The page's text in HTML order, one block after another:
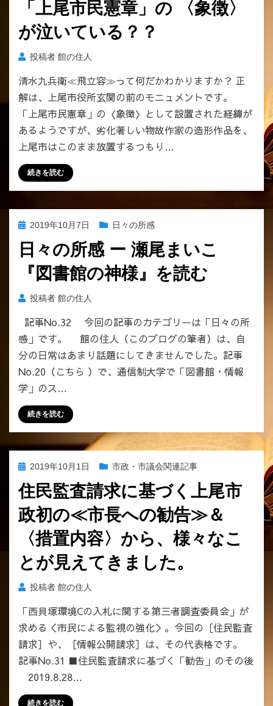
議
会
虚
偽
を
放
置
る
市
ー
日:「上尾市民憲章」の 〈象徴〉
が泣いている？？
投稿者 館の住人
清水九兵衛≪飛立容≫って何だかわかりますか？ 正
解は、上尾市役所玄関の前のモニュメントです。
「上尾市民憲章」の〈象徴〉として設置された経緯が
あるようですが、劣化著しい物故作家の造形作品を、
上尾市はこのまま放置するつもり…
続きを読む
投
日:
2019年10月7日 日々の所感
日々の所感 ー 瀬尾まいこ
『図書館の神様』を読む
投稿者 館の住人
記事No.32 今回の記事のカテゴリーは「日々の所
感」です。 館の住人（このブログの筆者）は、自
分の日常はあまり話題にしてきませんでした。記事
No.20（こちら ）で、通信制大学で「図書館・情報
学」のス…
続きを読む
投
日:
2019年10月1日 市政・市議会関連記事
住民監査請求に基づく上尾市
政初の≪市長への勧告≫＆
〈措置内容〉から、様々なこ
とが見えてきました。
投稿者 館の住人
「西貝塚環境Cの入札に関する第三者調査委員会」が
求める＜市民による監視の強化＞。今回の［住民監査
請求］や、［情報公開請求］は、その代表格です。
記事No.31 ■住民監査請求に基づく「勧告」のその後
2019.8.28…
続きを読む